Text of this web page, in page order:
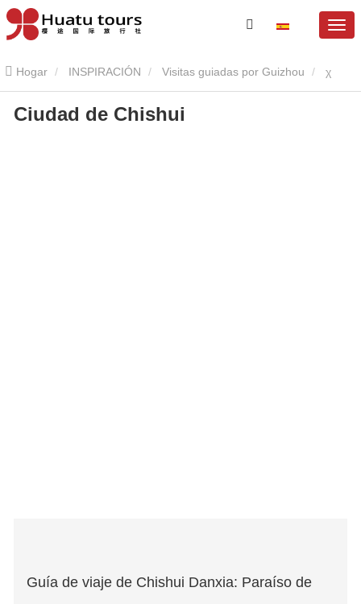
Hogar INSPIRACIÓN Visitas guiadas por Guizhou χ
agua D prensa Ciudad de Chishui
Ciudad de Chishui
Guía de viaje de Chishui Danxia: Paraíso de